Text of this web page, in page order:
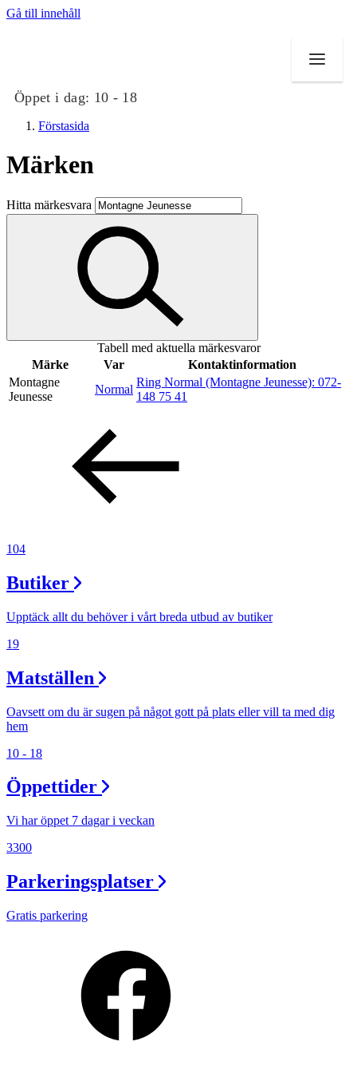
Gå till innehåll
Öppet i dag: 10 - 18
Butiker
Mat och dryck
Evenemang
Erbjudanden
Inspiration
Lediga jobb
Magasin
Presentkort
Förstasida
Märken
Hitta märkesvara
Tabell med aktuella märkesvaror
Märke
Var
Kontaktinformation
Montagne
Jeunesse
Normal
Ring Normal (Montagne Jeunesse): 072-
148 75 41
104
Butiker
Upptäck allt du behöver i vårt breda utbud av butiker
19
Matställen
Oavsett om du är sugen på något gott på plats eller vill ta med dig
hem
10 - 18
Öppettider
Vi har öppet 7 dagar i veckan
3300
Parkeringsplatser
Gratis parkering